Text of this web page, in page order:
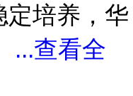
定培养，华
...查看全